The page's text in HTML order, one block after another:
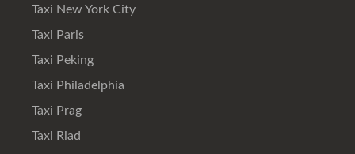
Taxi New York City
Taxi Paris
Taxi Peking
Taxi Philadelphia
Taxi Prag
Taxi Riad